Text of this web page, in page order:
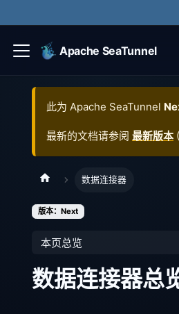
Apache SeaTunnel
此为 Apache SeaTunnel
最新的文档请参阅 最新版本 (
数据连接器
版本：Next
本页总览
数据连接器总